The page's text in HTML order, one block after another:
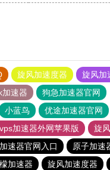
旋风加速度器
旋风加
加速器
狗急加速器官网
小蓝鸟 优途加速器官网
加速器外网苹果版
旋
速器官网入口
原子加速
加速器 旋风加速度器